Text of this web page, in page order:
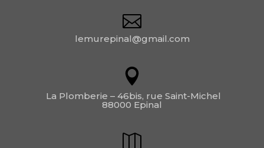
lemurepinal@gmail.com
La Plomberie – 46bis, rue Saint-Michel
88000 Epinal